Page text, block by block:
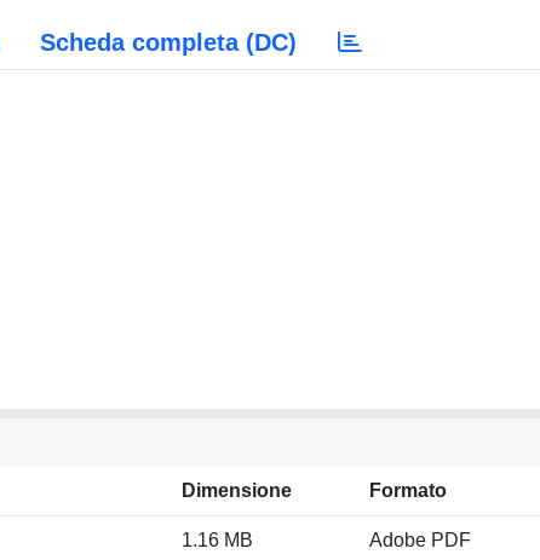
Scheda completa (DC)
Dimensione Formato
1.16 MB Adobe PDF